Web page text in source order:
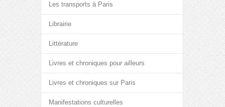
Les transports à Paris
Librairie
Littérature
Livres et chroniques pour ailleurs
Livres et chroniques sur Paris
Manifestations culturelles